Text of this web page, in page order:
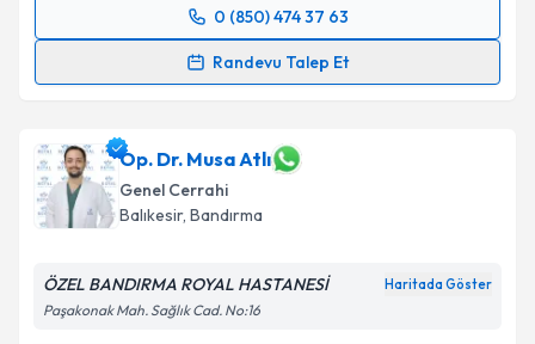
0 (850) 474 37 63
Randevu Talep Et
Randevu Takvimi Talebi
için bir takvim hazırlandığında e-posta ile
bilgilendireceğiz.
E-posta Adresiniz
Op. Dr. Musa Atlı
Genel Cerrahi
Balıkesir, Bandırma
ÖZEL BANDIRMA ROYAL HASTANESİ Haritada Göster
Paşakonak Mah. Sağlık Cad. No:16